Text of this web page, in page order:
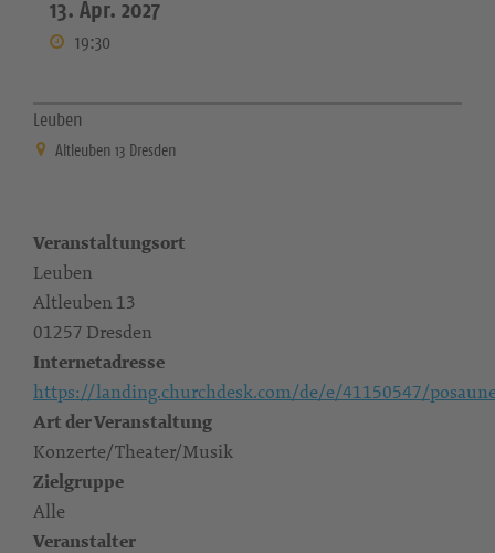
13. Apr. 2027
19:30
Leuben
Altleuben 13 Dresden
Veranstaltungsort
Leuben
Altleuben 13
01257 Dresden
Internetadresse
https://landing.churchdesk.com/de/e/41150547/
Art der Veranstaltung
Konzerte/Theater/Musik
Zielgruppe
Alle
Veranstalter